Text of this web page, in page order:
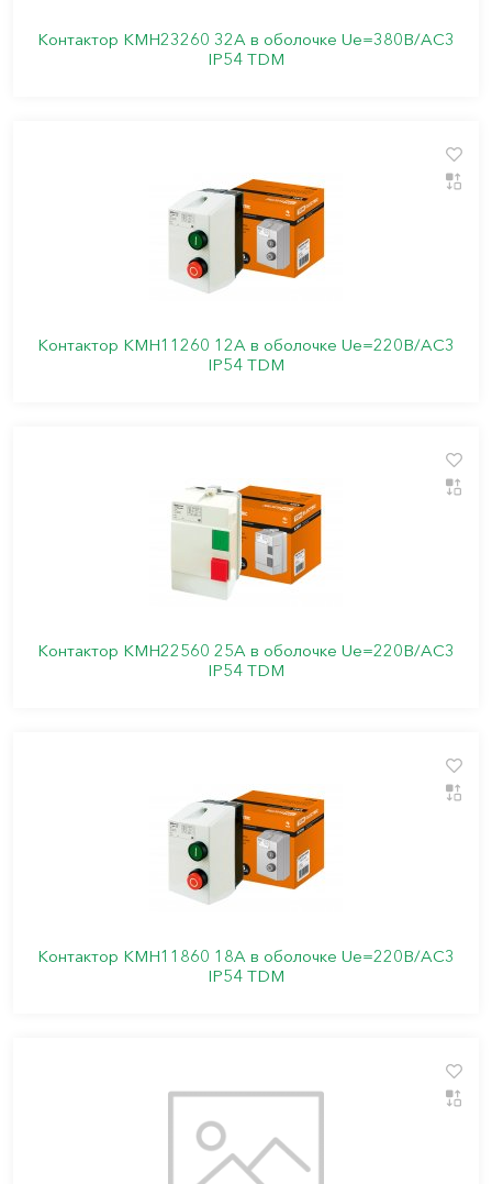
Контактор КМН23260 32А в оболочке Ue=380В/АС3
IP54 TDM
Контактор КМН11260 12А в оболочке Ue=220В/АС3
IP54 TDM
Контактор КМН22560 25А в оболочке Ue=220В/АС3
IP54 TDM
Контактор КМН11860 18А в оболочке Ue=220В/АС3
IP54 TDM